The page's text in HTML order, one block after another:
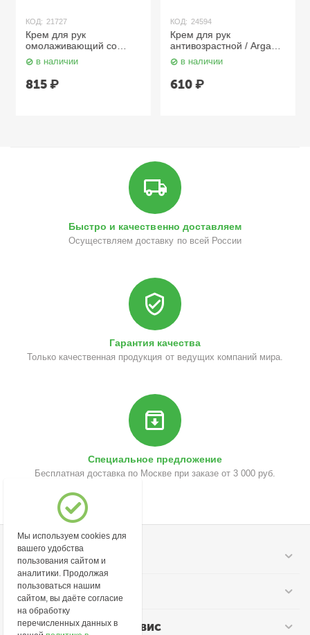
КОД: 21727
Крем для рук
омолаживающий со
скваланом и муцином
улитки / Anti-age
Complex Cream 150 мл
Aravia
в наличии
815₽
КОД: 24594
Крем для рук
антивозрастной / Argana
Rich Cream Oil SPF 20
100 мл Aravia
в наличии
610₽
Быстро и качественно доставляем
Осуществляем доставку по всей России
Гарантия качества
Только качественная продукция от ведущих компаний мира.
Специальное предложение
Бесплатная доставка по Москве при заказе от 3 000 руб.
Моя учетная запись
Информация
Покупательский сервис
Мы используем cookies для
вашего удобства
пользования сайтом и
аналитики. Продолжая
пользоваться нашим
сайтом, вы даёте согласие
на обработку
перечисленных данных в